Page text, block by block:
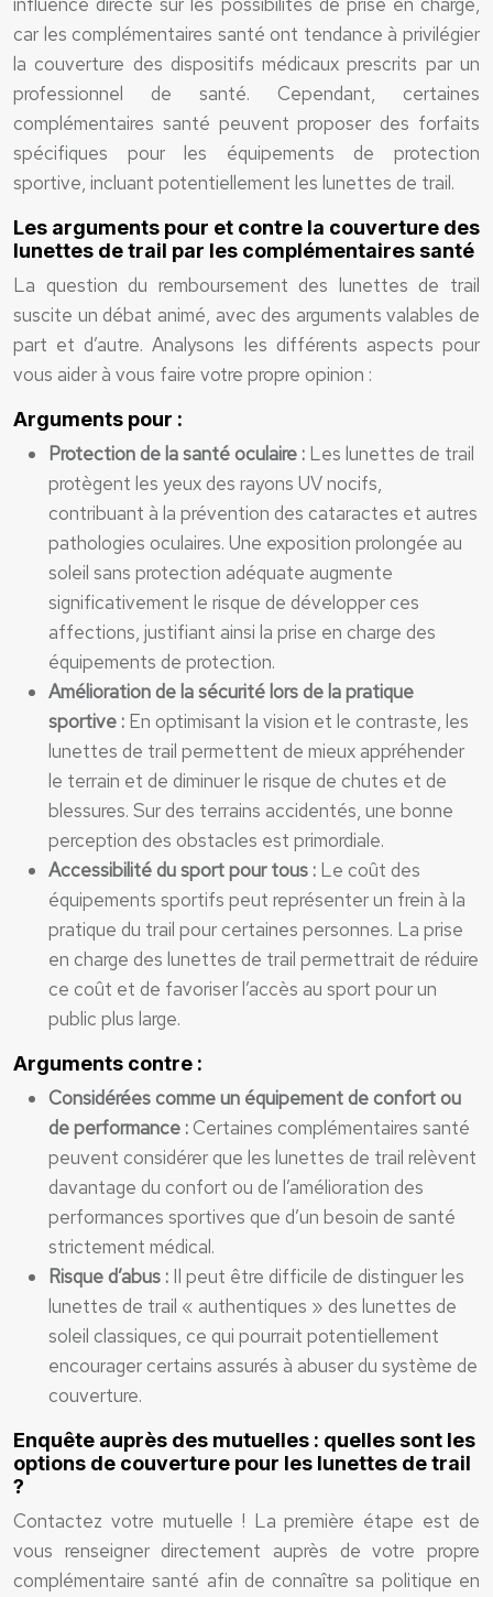
car les complémentaires santé ont tendance à privilégier
la couverture des dispositifs médicaux prescrits par un
professionnel de santé. Cependant, certaines
complémentaires santé peuvent proposer des forfaits
spécifiques pour les équipements de protection
sportive, incluant potentiellement les lunettes de trail.
Les arguments pour et contre la couverture des
lunettes de trail par les complémentaires santé
La question du remboursement des lunettes de trail
suscite un débat animé, avec des arguments valables de
part et d’autre. Analysons les différents aspects pour
vous aider à vous faire votre propre opinion :
Arguments pour :
Protection de la santé oculaire : Les lunettes de trail
protègent les yeux des rayons UV nocifs,
contribuant à la prévention des cataractes et autres
pathologies oculaires. Une exposition prolongée au
soleil sans protection adéquate augmente
significativement le risque de développer ces
affections, justifiant ainsi la prise en charge des
équipements de protection.
Amélioration de la sécurité lors de la pratique
sportive : En optimisant la vision et le contraste, les
lunettes de trail permettent de mieux appréhender
le terrain et de diminuer le risque de chutes et de
blessures. Sur des terrains accidentés, une bonne
perception des obstacles est primordiale.
Accessibilité du sport pour tous : Le coût des
équipements sportifs peut représenter un frein à la
pratique du trail pour certaines personnes. La prise
en charge des lunettes de trail permettrait de réduire
ce coût et de favoriser l’accès au sport pour un
public plus large.
Arguments contre :
Considérées comme un équipement de confort ou
de performance :Certaines complémentaires santé
peuvent considérer que les lunettes de trail relèvent
davantage du confort ou de l’amélioration des
performances sportives que d’un besoin de santé
strictement médical.
Risque d’abus : Il peut être difficile de distinguer les
lunettes de trail « authentiques » des lunettes de
soleil classiques, ce qui pourrait potentiellement
encourager certains assurés à abuser du système de
couverture.
Enquête auprès des mutuelles : quelles sont les
options de couverture pour les lunettes de trail
?
Contactez votre mutuelle ! La première étape est de
vous renseigner directement auprès de votre propre
complémentaire santé afin de connaître sa politique en